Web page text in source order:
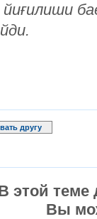
другу
этой теме
Вы